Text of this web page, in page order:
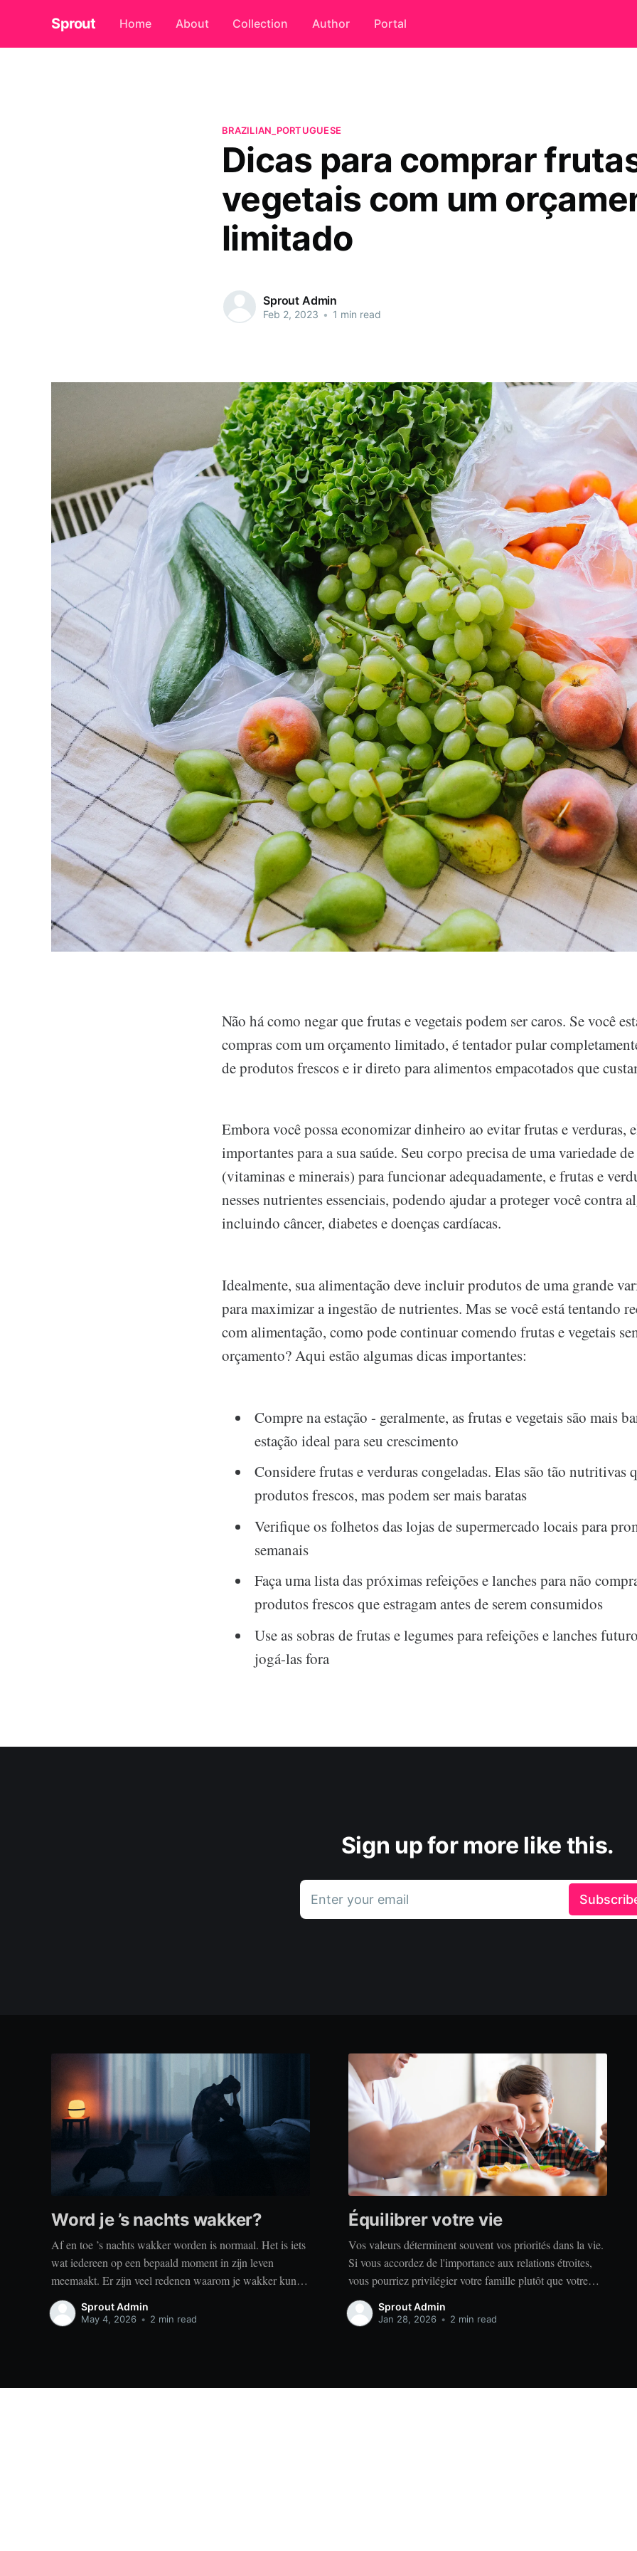
Sprout Home About Collection Author Portal
BRAZILIAN_PORTUGUESE
Dicas para comprar
vegetais com um
limitado
Sprout Admin
Feb 2, 2023 • 1 min read
Não há como negar que frutas e vegetais podem ser caros. Se você
compras com um orçamento limitado, é tentador pular
de produtos frescos e ir direto para alimentos empacotados que
Embora você possa economizar dinheiro ao evitar frutas e verduras,
importantes para a sua saúde. Seu corpo precisa de uma variedade
(vitaminas e minerais) para funcionar adequadamente, e frutas e
nesses nutrientes essenciais, podendo ajudar a proteger você contra
incluindo câncer, diabetes e doenças cardíacas.
Idealmente, sua alimentação deve incluir produtos de uma grande
para maximizar a ingestão de nutrientes. Mas se você está tentando
com alimentação, como pode continuar comendo frutas e vegetais
orçamento? Aqui estão algumas dicas importantes:
Compre na estação - geralmente, as frutas e vegetais são mais
estação ideal para seu crescimento
Considere frutas e verduras congeladas. Elas são tão nutritivas
produtos frescos, mas podem ser mais baratas
Verifique os folhetos das lojas de supermercado locais para
semanais
Faça uma lista das próximas refeições e lanches para não
produtos frescos que estragam antes de serem consumidos
Use as sobras de frutas e legumes para refeições e lanches
jogá-las fora
Sign up for more like this.
Enter your email
Word je ’s nachts wakker?
Af en toe ’s nachts wakker worden is normaal. Het is iets
wat iedereen op een bepaald moment in zijn leven
meemaakt. Er zijn veel redenen waarom je wakker kunt
worden, zoals stress, naar het toilet moeten, je omgeving
of medische aandoeningen die je slaap beïnvloeden. Dit
Sprout Admin
May 4, 2026 • 2 min read
Équilibrer votre vie
Vos valeurs déterminent souvent vos priorités dans la vie.
Si vous accordez de l'importance aux relations étroites,
vous pourriez privilégier votre famille plutôt que votre
indépendance. Si vous accordez de l'importance à la
réussite, vous privilégierez peut-être le travail acharné
Sprout Admin
Jan 28, 2026 • 2 min read